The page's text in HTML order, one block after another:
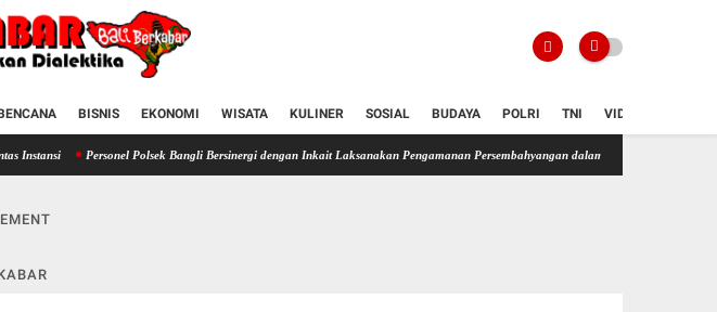
BISNIS EKONOMI WISATA KULINER SOSIAL BUDAYA POLRI TNI VIDIO
Personel Polsek Bangli Bersinergi dengan Inkait Laksanakan Pengamanan Persembahyangan dalam Rangka HUT RI ke-81 Tahun 2026